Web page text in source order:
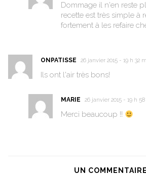
Dommage il n'en reste
recette est très simple à
fortement à les refaire
ONPATISSE 26 janvier 2015 - 19 h 32
Ils ont l'air très bons!
MARIE 26 janvier 2015 - 19 h
Merci beaucoup !!
UN